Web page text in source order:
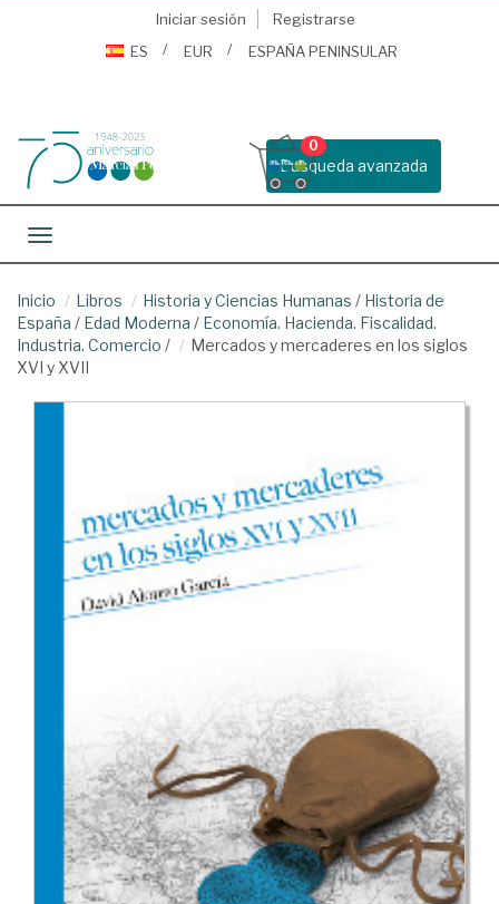
Iniciar sesión
Registrarse
ES
EUR ESPAÑA PENINSULAR
Busqueda avanzada
0
Toggle navigation
Inicio Libros Historia y Ciencias Humanas / Historia de
España / Edad Moderna / Economía. Hacienda. Fiscalidad.
Industria. Comercio /
Mercados y mercaderes en los siglos
XVI y XVII